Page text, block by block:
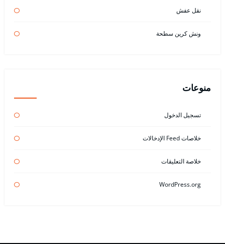
نقل عفش
ونش كرين سطحة
منوعات
تسجيل الدخول
خلاصات Feed الإدخالات
خلاصة التعليقات
WordPress.org